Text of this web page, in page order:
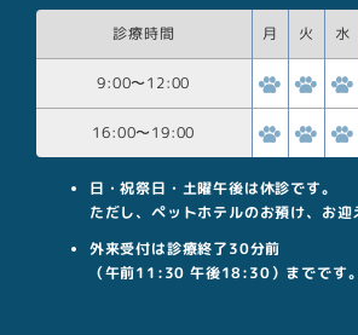
診療時間 月 火 水
9:00〜12:00
16:00〜19:00
日・祝祭日・土曜午後は休診です。
ただし、ペットホテルのお預け、お迎
外来受付は診療終了30分前
（午前11:30 午後18:30）までです。